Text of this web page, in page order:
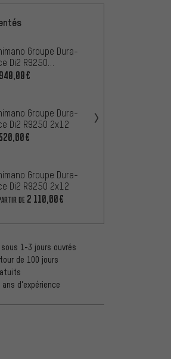
Groupe Dura-
Di2 R9250
2x12
Groupe Dura-
Di2 R9250 2x12
Groupe Dura-
Di2 R9250 2x12
DE 2 110,00€
1-3 jours ouvrés
de 100 jours
d'expérience